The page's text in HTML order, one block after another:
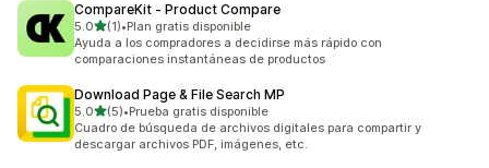
CompareKit ‑ Product Compare
5.0de 5 estrellas
(1)
1 reseñas en total
•Plan gratis disponible
Ayuda a los compradores a decidirse más rápido con
comparaciones instantáneas de productos
Download Page & File Search MP
5.0de 5 estrellas
(5)
5 reseñas en total
•Prueba gratis disponible
Cuadro de búsqueda de archivos digitales para compartir y
descargar archivos PDF, imágenes, etc.